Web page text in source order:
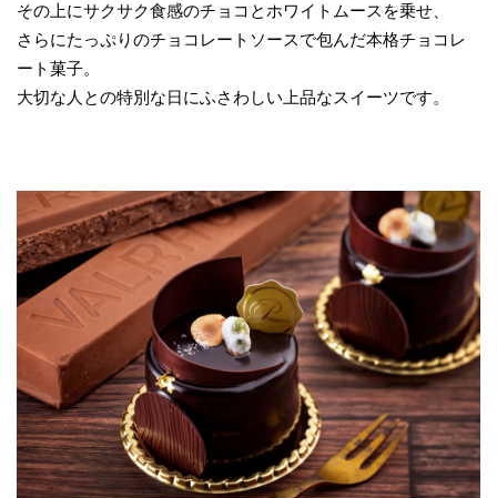
その上にサクサク食感のチョコとホワイトムースを乗せ、
さらにたっぷりのチョコレートソースで包んだ本格チョコレ
ート菓子。
大切な人との特別な日にふさわしい上品なスイーツです。